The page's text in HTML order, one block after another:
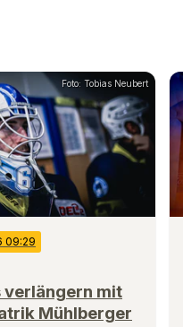
Foto: Tobias Neubert
09:29
verlängern mit
Mühlberger